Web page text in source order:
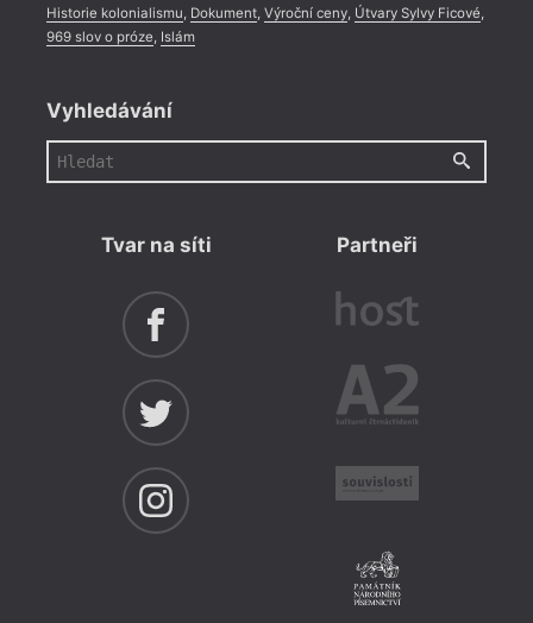
Historie kolonialismu, Dokument, Výroční ceny, Útvary Sylvy Ficové,
969 slov o próze, Islám
Vyhledávání
Tvar na síti Partneři